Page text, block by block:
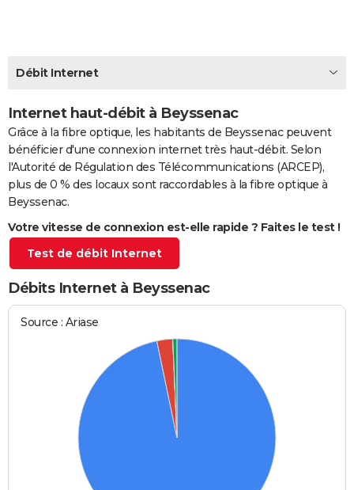
CARTE DE VOEUX
Carte de Noël
Carte Bonne année
Carte Saint-Valentin
Carte Pâques
Carte d'anniversaire
DICTIONNAIRE
PROGRAMME TV
COPAINS D'AVANT
S'inscrire
Se connecter
Lycées
Collèges
Primaires
Universités
Entreprises
Service militaire
Avis de recherche
Bricolage
Lifestyle
Culture
Sport
Auto
Television
Voyage
Cinema
Débit Internet
Internet haut-débit à Beyssenac
Grâce à la fibre optique, les habitants de Beyssenac peuvent
bénéficier d'une connexion internet très haut-débit. Selon
l'Autorité de Régulation des Télécommunications (ARCEP),
plus de 0 % des locaux sont raccordables à la fibre optique à
Beyssenac.
Votre vitesse de connexion est-elle rapide ? Faites le test !
Test de débit Internet
Débits Internet à Beyssenac
Source : Ariase